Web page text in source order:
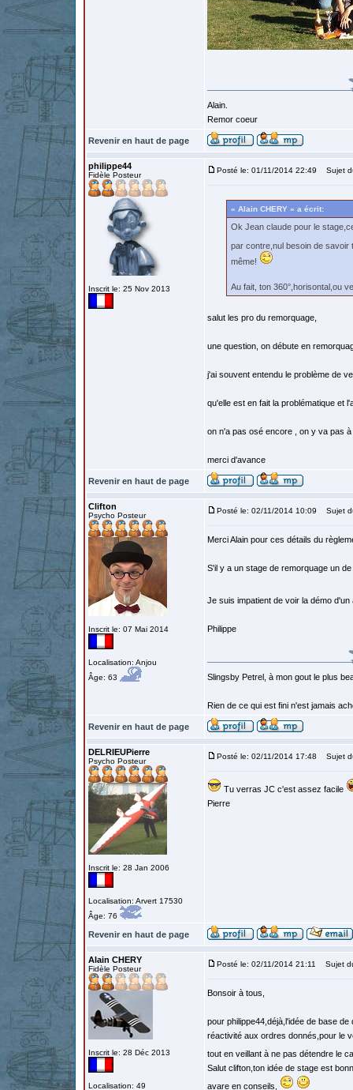
Alain.
Remor coeur
Revenir en haut de page
philippe44
Fidèle Posteur
Inscrit le: 25 Nov 2013
Posté le: 01/11/2014 22:49 Sujet
« Alain CHERY » a écrit:
Ok Jean claude pour le
par contre,nul besoin de savoir
même!
Au fait, ton 360°,horisontal,ou
salut les pro du remorquage,
une question, on débute en
j'ai souvent entendu le problème de
qu'elle est en fait la problématique et
on n'a pas osé encore , on y va pas
merci d'avance
Revenir en haut de page
Clifton
Psycho Posteur
Inscrit le: 07 Mai 2014
Localisation: Anjou
Âge: 63
Posté le: 02/11/2014 10:09 Sujet
Merci Alain pour ces détails du
S'il y a un stage de remorquage un
Je suis impatient de voir la démo
Philippe
Slingsby Petrel, à mon gout le plus
Rien de ce qui est fini n'est jamais
Revenir en haut de page
DELRIEUPierre
Psycho Posteur
Inscrit le: 28 Jan 2006
Localisation: Arvert 17530
Âge: 76
Posté le: 02/11/2014 17:48 Sujet
Tu verras JC c'est assez facile
Pierre
Revenir en haut de page
Alain CHERY
Fidèle Posteur
Inscrit le: 28 Déc 2013
Localisation: 49
Posté le: 02/11/2014 21:11 Sujet
Bonsoir à tous,
pour philippe44,déjà,l'idée de base
réactivité aux ordres donnés,pour le
tout en veillant à ne pas détendre le
Salut clifton,ton idée de stage est
avare en conseils,